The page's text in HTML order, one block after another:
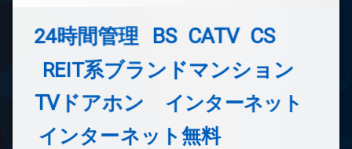
24時間管理 BS CATV CS
REIT系ブランドマンション
TVドアホン インターネット
インターネット無料